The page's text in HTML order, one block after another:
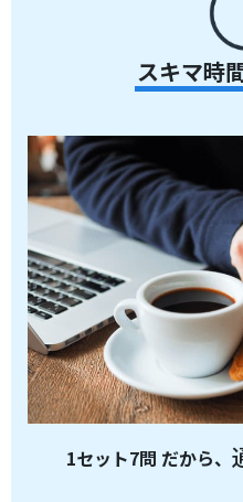
スキマ時
1セット7問 だから、